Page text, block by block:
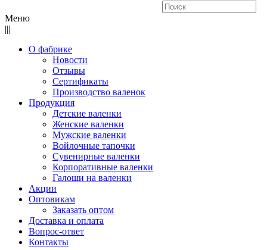
Меню
|||
О фабрике
Новости
Отзывы
Сертификаты
Производство валенок
Продукция
Детские валенки
Женские валенки
Мужские валенки
Войлочные тапочки
Сувенирные валенки
Корпоративные валенки
Галоши на валенки
Акции
Оптовикам
Заказать оптом
Доставка и оплата
Вопрос-ответ
Контакты